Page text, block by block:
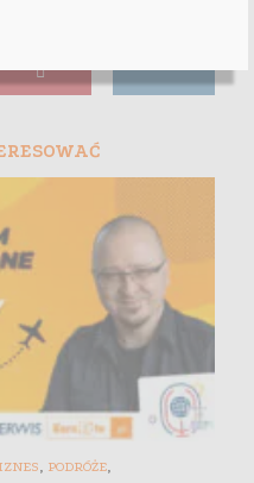
, PODRÓŻE,